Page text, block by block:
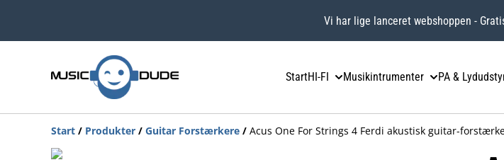
Vi har lige lanceret webshoppen -
StartHI-FI Musikintrumenter PA &
Start / Produkter / Guitar Forstærkere / Acus One For Strings 4 Ferdi akustisk guitar-